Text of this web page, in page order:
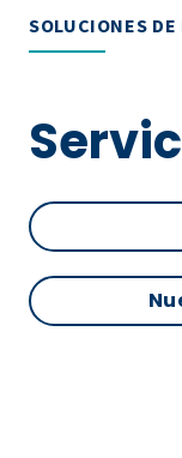
SOLUCIONES